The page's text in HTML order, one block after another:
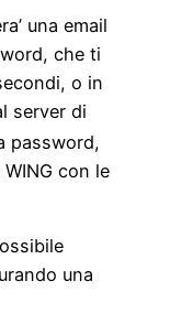
una email
che ti
o in
server di
password,
con le
una